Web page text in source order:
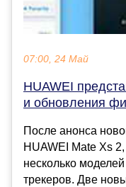
07:00, 24 Май
HUAWEI
и обновления
После анонса
HUAWEI Mate Xs
несколько
трекеров. Две